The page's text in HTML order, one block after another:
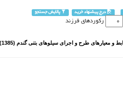
درج پیشنهاد خرید پالایش جستجو
رکوردهای فرزند
و معیارهای طرح و اجرای سیلوهای بتنی گندم (1385)